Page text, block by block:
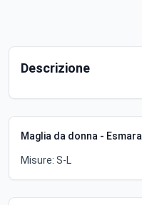
Descrizione
Maglia da donna - Esmara
Misure: S-L